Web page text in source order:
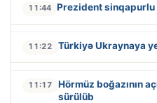
11:44 Prezident sinqapurlu
11:22 Türkiyə Ukraynaya
11:17
Hörmüz boğazının
sürülüb